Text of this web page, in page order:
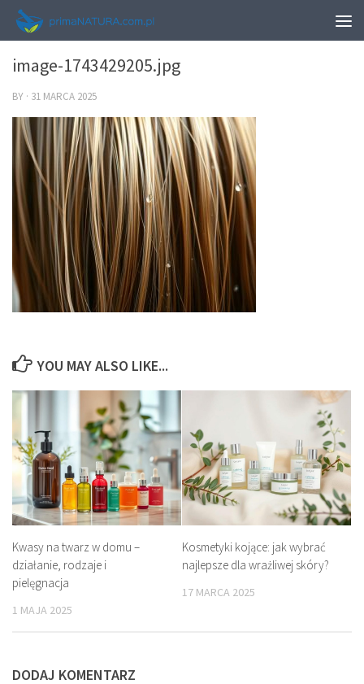
0
image-1743429205.jpg
BY · 31 MARCA 2025
YOU MAY ALSO LIKE...
Kwasy na twarz w domu –
działanie, rodzaje i
pielęgnacja
1 MAJA 2025
Kosmetyki kojące: jak wybrać
najlepsze dla wrażliwej skóry?
17 MARCA 2025
DODAJ KOMENTARZ